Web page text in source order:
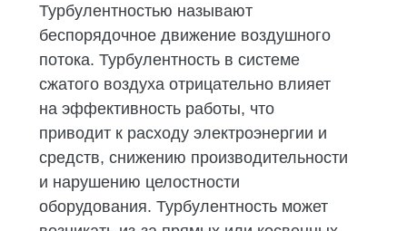
Турбулентностью называют
беспорядочное движение воздушного
потока. Турбулентность в системе
сжатого воздуха отрицательно влияет
на эффективность работы, что
приводит к расходу электроэнергии и
средств, снижению производительности
и нарушению целостности
оборудования. Турбулентность может